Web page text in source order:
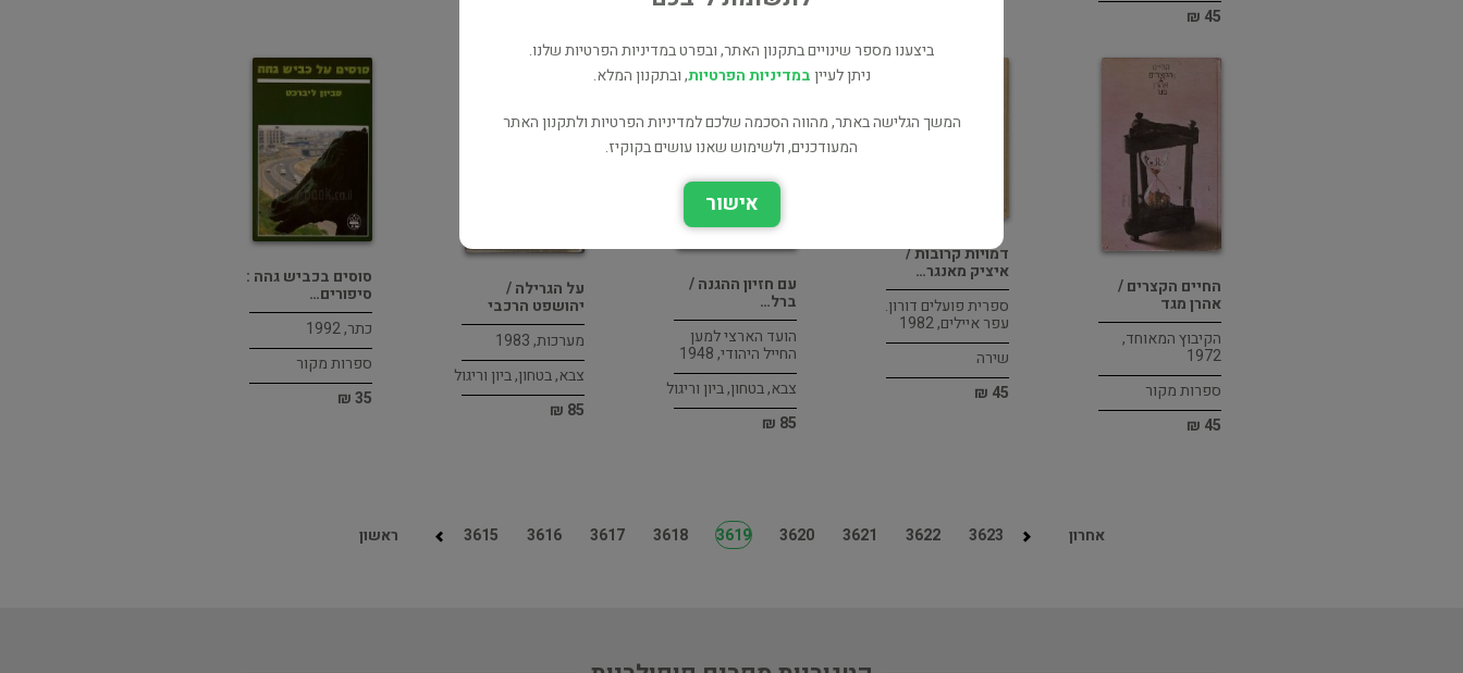
45 ₪
החיים הקצרים /
אהרן מגד
הקיבוץ המאוחד,
1972
ספרות מקור
45 ₪
דמויות קרובות /
איציק מאנגר…
ספרית פועלים דורון.
עפר איילים, 1982
שירה
45 ₪
עם חזיון ההגנה /
ברל…
הועד הארצי למען
החייל היהודי, 1948
צבא, בטחון, ביון וריגול
85 ₪
על הגרילה /
יהושפט הרכבי
מערכות, 1983
צבא, בטחון, ביון וריגול
85 ₪
סוסים בכביש גהה :
סיפורים…
כתר, 1992
ספרות מקור
35 ₪
ראשון 3615 3616 3617 3618 3619 3620 3621 3622 3623 אחרון
ביצענו מספר שינויים בתקנון האתר, ובפרט במדיניות הפרטיות שלנו.
ניתן לעייןבמדיניות הפרטיות, ובתקנון המלא.
המשך הגלישה באתר, מהווה הסכמה שלכם למדיניות הפרטיות ולתקנון האתר
המעודכנים, ולשימוש שאנו עושים בקוקיז.
אישור